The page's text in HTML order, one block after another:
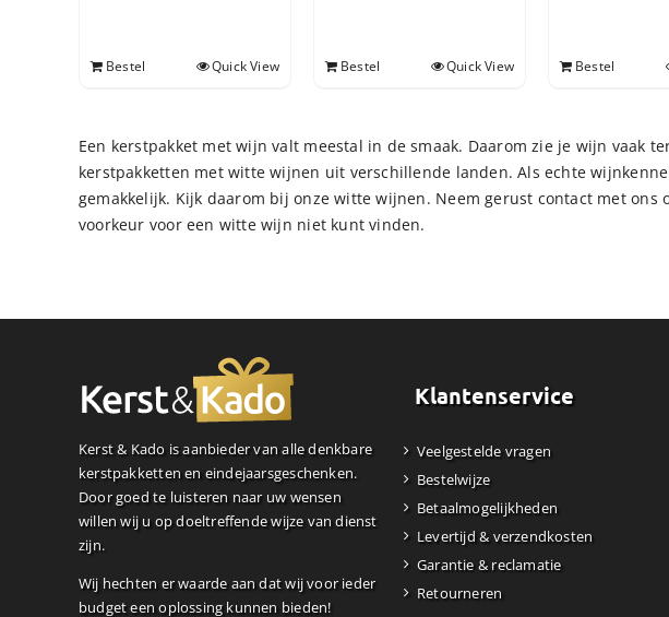
Bestel Quick View Bestel Quick View Bestel
Een kerstpakket met wijn valt meestal in de smaak. Daarom zie je wijn vaak
kerstpakketten met witte wijnen uit verschillende landen. Als echte
gemakkelijk. Kijk daarom bij onze witte wijnen. Neem gerust contact met ons
voorkeur voor een witte wijn niet kunt vinden.
Kerst & Kado is aanbieder van alle denkbare
kerstpakketten en eindejaarsgeschenken.
Door goed te luisteren naar uw wensen
willen wij u op doeltreffende wijze van dienst
zijn.
Wij hechten er waarde aan dat wij voor ieder
budget een oplossing kunnen bieden!
Klantenservice
Veelgestelde vragen
Bestelwijze
Betaalmogelijkheden
Levertijd & verzendkosten
Garantie & reclamatie
Retourneren